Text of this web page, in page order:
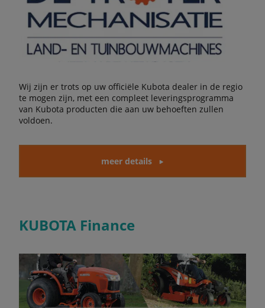
Wij zijn er trots op uw officiële Kubota dealer in de regio
te mogen zijn, met een compleet leveringsprogramma
van Kubota producten die aan uw behoeften zullen
voldoen.
meer details
KUBOTA Finance